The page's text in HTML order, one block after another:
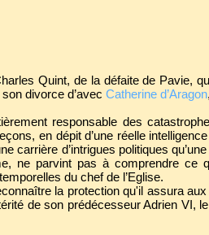
Quint, de la défaite de Pavie,
divorce d’avec Catherine d’Aragon
responsable des
en dépit d’une réelle
carrière d’intrigues politiques
ne parvint pas à comprendre ce
du chef de l’Eglise.
la protection qu'il assura
de son prédécesseur Adrien VI,